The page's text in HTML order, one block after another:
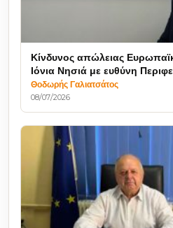
Κίνδυνος απώλειας
Ιόνια Νησιά με ευθύνη
Θοδωρής Γαλιατσάτος
08/07/2026